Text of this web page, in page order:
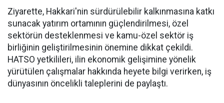
Ziyarette, Hakkari'nin sürdürülebilir kalkınmasına katkı
sunacak yatırım ortamının güçlendirilmesi, özel
sektörün desteklenmesi ve kamu-özel sektör iş
birliğinin geliştirilmesinin önemine dikkat çekildi.
HATSO yetkilileri, ilin ekonomik gelişimine yönelik
yürütülen çalışmalar hakkında heyete bilgi verirken, iş
dünyasının öncelikli taleplerini de paylaştı.